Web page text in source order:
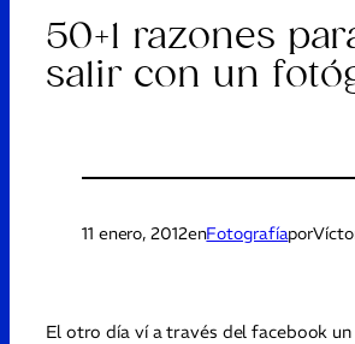
50+1 razones
salir con un
11 enero, 2012enFotografíapor
El otro día ví a través del facebook